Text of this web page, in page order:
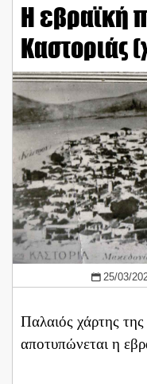
Η εβραϊκή
Καστοριάς
25/03/
Παλαιός χάρτης
αποτυπώνεται η